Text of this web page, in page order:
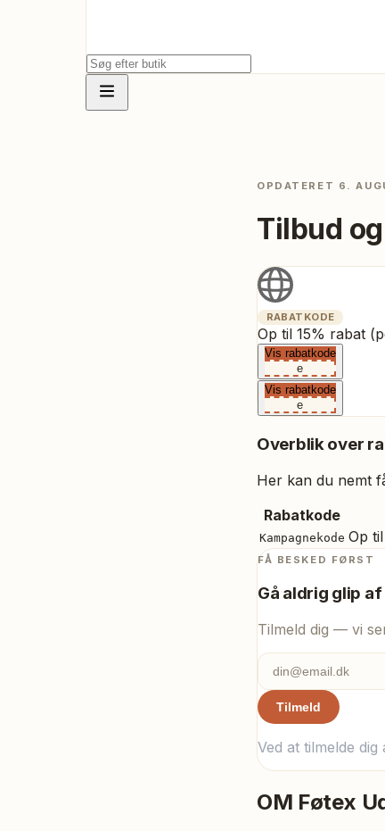
OPDATERET 6.
Tilbud
RABATKODE
Op til 15% rabat
Vis rabatkode
e
Vis rabatkode
e
Overblik over
Her kan du nemt
Rabatkode
Kampagnekode Op
FÅ BESKED FØRST
Gå aldrig glip
Tilmeld dig — vi
Tilmeld
Ved at tilmelde
OM Føtex